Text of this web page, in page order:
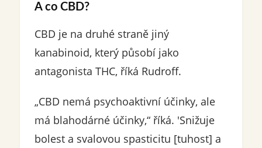
A co CBD?
CBD je na druhé straně jiný
kanabinoid, který působí jako
antagonista THC, říká Rudroff.
„CBD nemá psychoaktivní účinky, ale
má blahodárné účinky,“ říká. 'Snižuje
bolest a svalovou spasticitu [tuhost] a